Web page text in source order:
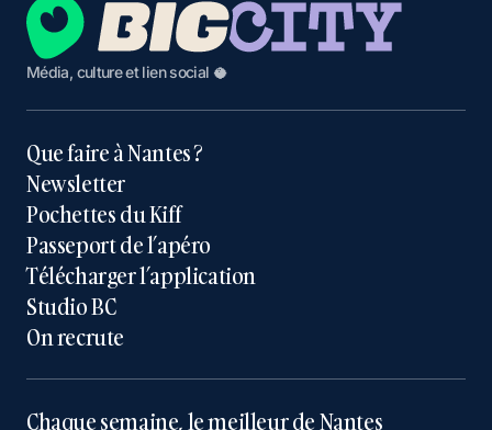
Média, culture et lien social 🥥
Que faire à Nantes ?
Newsletter
Pochettes du Kiff
Passeport de l’apéro
Télécharger l’application
Studio BC
On recrute
Chaque semaine, le meilleur de Nantes